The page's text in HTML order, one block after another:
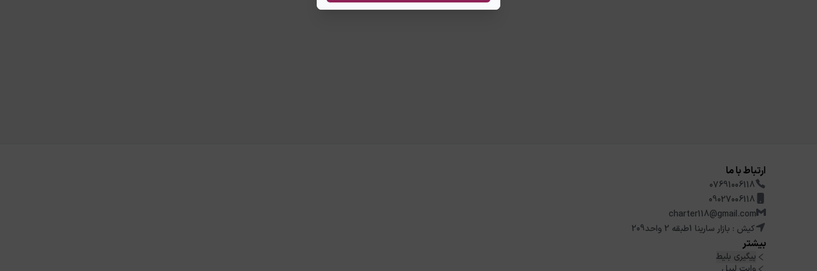
ارتباط با ما
07691006118
09027006118
charter118@gmail.com
کیش : بازار سارینا 1طبقه 2 واحد209
بیشتر
پیگیری بلیط